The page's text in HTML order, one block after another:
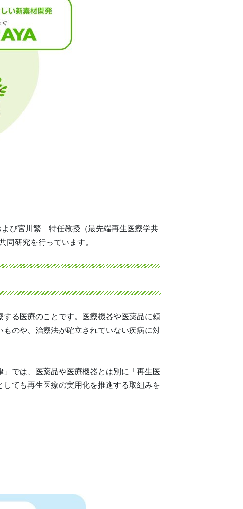
よび宮川繁 特任教授（最先端再生医療学共
同研究を行っています。
る医療のことです。医療機器や医薬品に頼
のや、治療法が確立されていない疾病に対
では、医薬品や医療機器とは別に「再生医
ても再生医療の実用化を推進する取組みを